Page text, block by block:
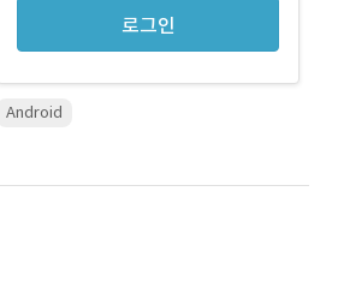
로그인
Android